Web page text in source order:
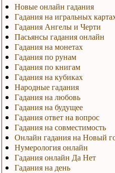
Новые онлайн гадания
Гадания на игральных
Гадания Ангелы и Черти
Пасьянсы гадания онлайн
Гадания на монетах
Гадания по рунам
Гадания по книгам
Гадания на кубиках
Народные гадания
Гадания на любовь
Гадания на будущее
Гадания ответ на вопрос
Гадания на совместимость
Онлайн гадания на Новый
Нумерология онлайн
Гадания онлайн Да Нет
Гадания на день